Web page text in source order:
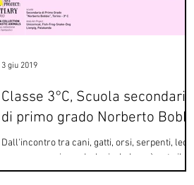
Classe 3°C, Scuola secondaria
di primo grado Norberto Bobbio
Dall'incontro tra cani, gatti, orsi, serpenti, leoni
e ancora cervi, panda, lupi e balene è nato il
bestiario tutto disegnato della...
3 giu 2019